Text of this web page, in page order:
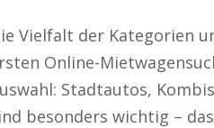
Vielfalt der Kategorien
Online-
Stadtautos,
besonders wichtig –